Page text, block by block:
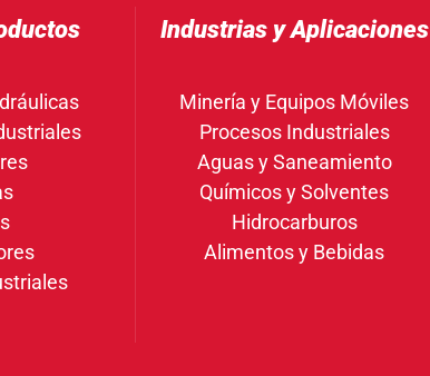
Industrias y Aplicaciones
Minería y Equipos Móviles
Procesos Industriales
Aguas y Saneamiento
Químicos y Solventes
Hidrocarburos
Alimentos y Bebidas